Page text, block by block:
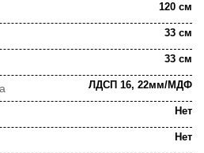
120 см
33 см
33 см
ЛДСП 16, 22мм/МДФ
Нет
Нет